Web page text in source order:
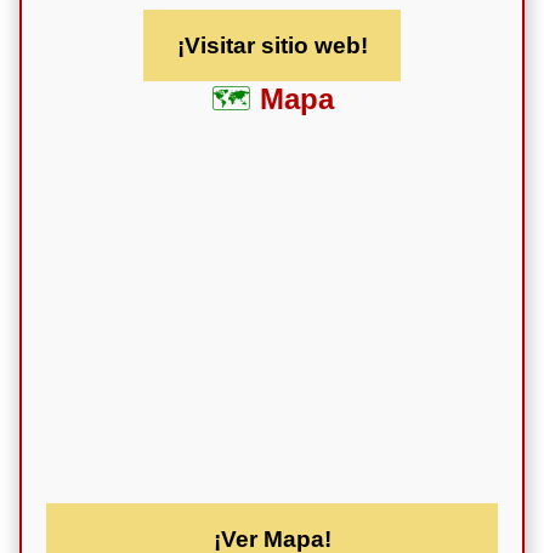
¡Visitar sitio web!
Mapa
¡Ver Mapa!